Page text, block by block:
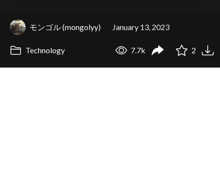
モンゴル (mongolyy) January 13, 2023
Technology 7.7k 2